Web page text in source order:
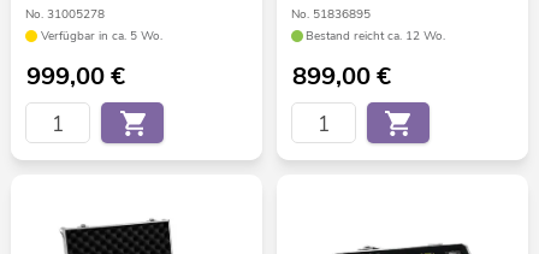
No. 31005278
Verfügbar in ca. 5 Wo.
999,00€
No. 51836895
Bestand reicht ca. 12 Wo.
899,00€